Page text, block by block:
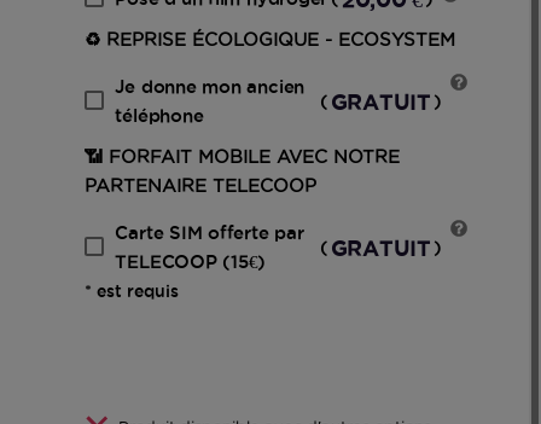
♻️ REPRISE ÉCOLOGIQUE - ECOSYSTEM
Je donne mon ancien
téléphone
( GRATUIT )
📶 FORFAIT MOBILE AVEC NOTRE
PARTENAIRE TELECOOP
Carte SIM offerte par
TELECOOP (15€)
( GRATUIT )
* est requis